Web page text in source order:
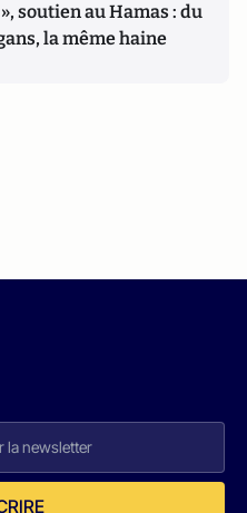
soutien au Hamas : du
la même haine